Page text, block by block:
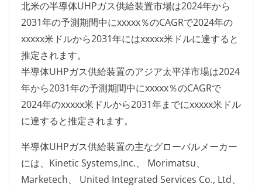
北米の半導体UHPガス供給装置市場は2024年から
2031年の予測期間中にxxxxx％のCAGRで2024年の
xxxxx米ドルから2031年にはxxxxx米ドルに達すると
推定されます。
半導体UHPガス供給装置のアジア太平洋市場は2024
年から2031年の予測期間中にxxxxx％のCAGRで
2024年のxxxxx米ドルから2031年までにxxxxx米ドル
に達すると推定されます。
半導体UHPガス供給装置の主なグローバルメーカー
には、Kinetic Systems,Inc.、 Morimatsu、
Marketech、 United Integrated Services Co., Ltd、